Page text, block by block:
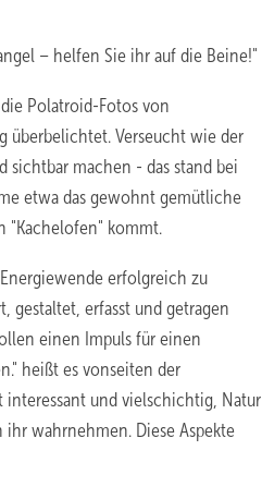
– helfen Sie ihr auf die Beine!"
Polatroid-Fotos von
überbelichtet. Verseucht wie der
sichtbar machen - das stand bei
etwa das gewohnt gemütliche
"Kachelofen" kommt.
erfolgreich zu
gestaltet, erfasst und getragen
einen Impuls für einen
heißt es vonseiten der
interessant und vielschichtig, Natur
wahrnehmen. Diese Aspekte